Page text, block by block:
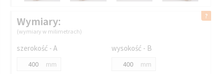
Wymiary:
(wymiary w milimetrach)
szerokość - A
mm
wysokość - B
mm